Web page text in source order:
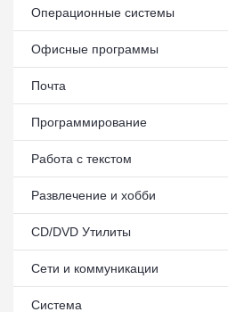
Операционные системы
Офисные программы
Почта
Программирование
Работа с текстом
Развлечение и хобби
СD/DVD Утилиты
Сети и коммуникации
Система